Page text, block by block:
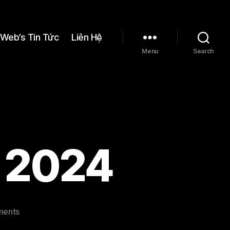
Web’s Tin Tức Liên Hệ
Menu Search
2024
on